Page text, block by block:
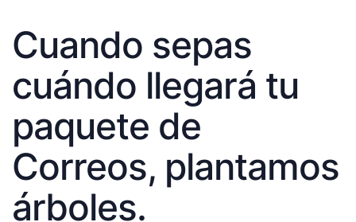
Cuando sepas
cuándo llegará tu
paquete de
Correos, plantamos
árboles.